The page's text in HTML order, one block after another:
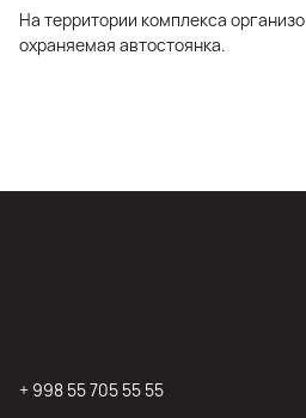
На территории комплекса
охраняемая автостоянка.
+ 998 55 705 55 55